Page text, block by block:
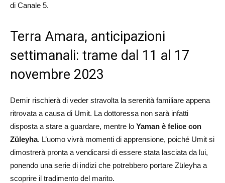
di Canale 5.
Terra Amara, anticipazioni
settimanali: trame dal 11 al 17
novembre 2023
Demir rischierà di veder stravolta la serenità familiare appena
ritrovata a causa di Umit. La dottoressa non sarà infatti
disposta a stare a guardare, mentre lo Yaman è felice con
Züleyha. L’uomo vivrà momenti di apprensione, poiché Umit si
dimostrerà pronta a vendicarsi di essere stata lasciata da lui,
ponendo una serie di indizi che potrebbero portare Züleyha a
scoprire il tradimento del marito.